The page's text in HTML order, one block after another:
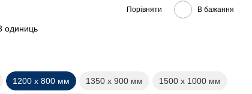
Порівняти В бажання
одиниць
1200 х 800 мм 1350 х 900 мм 1500 х 1000 мм